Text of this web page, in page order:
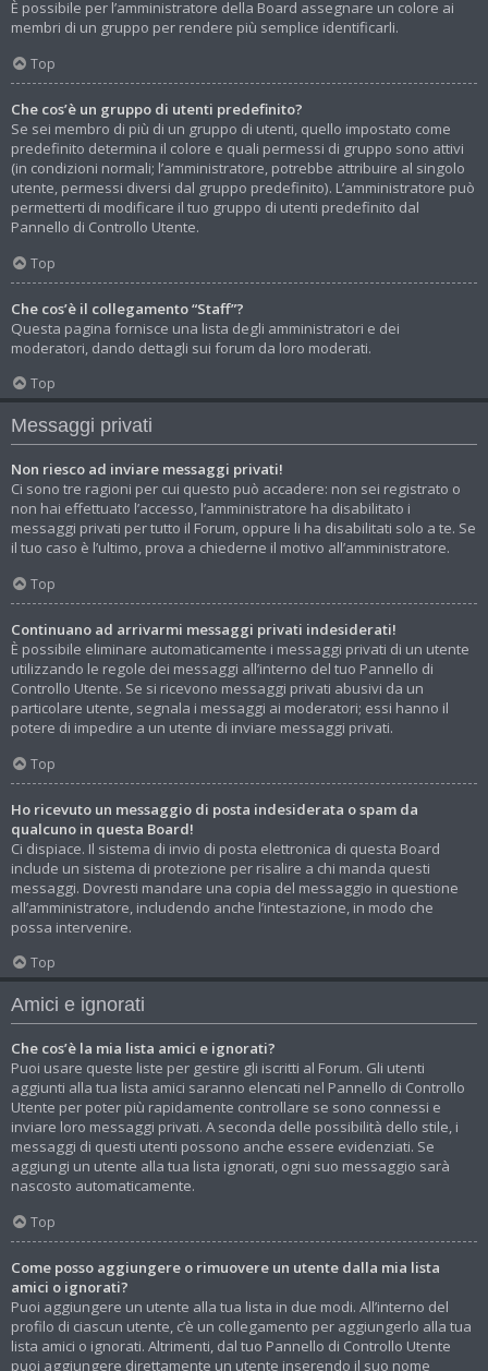
È possibile per l’amministratore della Board assegnare un colore ai
membri di un gruppo per rendere più semplice identificarli.
Top
Che cos’è un gruppo di utenti predefinito?
Se sei membro di più di un gruppo di utenti, quello impostato come
predefinito determina il colore e quali permessi di gruppo sono attivi
(in condizioni normali; l’amministratore, potrebbe attribuire al singolo
utente, permessi diversi dal gruppo predefinito). L’amministratore può
permetterti di modificare il tuo gruppo di utenti predefinito dal
Pannello di Controllo Utente.
Top
Che cos’è il collegamento “Staff”?
Questa pagina fornisce una lista degli amministratori e dei
moderatori, dando dettagli sui forum da loro moderati.
Top
Messaggi privati
Non riesco ad inviare messaggi privati!
Ci sono tre ragioni per cui questo può accadere: non sei registrato o
non hai effettuato l’accesso, l’amministratore ha disabilitato i
messaggi privati per tutto il Forum, oppure li ha disabilitati solo a te. Se
il tuo caso è l’ultimo, prova a chiederne il motivo all’amministratore.
Top
Continuano ad arrivarmi messaggi privati indesiderati!
È possibile eliminare automaticamente i messaggi privati ​​di un utente
utilizzando le regole dei messaggi all’interno del tuo Pannello di
Controllo Utente. Se si ricevono messaggi privati ​​abusivi da un
particolare utente, segnala i messaggi ai moderatori; essi hanno il
potere di impedire a un utente di inviare messaggi privati​​.
Top
Ho ricevuto un messaggio di posta indesiderata o spam da
qualcuno in questa Board!
Ci dispiace. Il sistema di invio di posta elettronica di questa Board
include un sistema di protezione per risalire a chi manda questi
messaggi. Dovresti mandare una copia del messaggio in questione
all’amministratore, includendo anche l’intestazione, in modo che
possa intervenire.
Top
Amici e ignorati
Che cos’è la mia lista amici e ignorati?
Puoi usare queste liste per gestire gli iscritti al Forum. Gli utenti
aggiunti alla tua lista amici saranno elencati nel Pannello di Controllo
Utente per poter più rapidamente controllare se sono connessi e
inviare loro messaggi privati. A seconda delle possibilità dello stile, i
messaggi di questi utenti possono anche essere evidenziati. Se
aggiungi un utente alla tua lista ignorati, ogni suo messaggio sarà
nascosto automaticamente.
Top
Come posso aggiungere o rimuovere un utente dalla mia lista
amici o ignorati?
Puoi aggiungere un utente alla tua lista in due modi. All’interno del
profilo di ciascun utente, c’è un collegamento per aggiungerlo alla tua
lista amici o ignorati. Altrimenti, dal tuo Pannello di Controllo Utente
puoi aggiungere direttamente un utente inserendo il suo nome